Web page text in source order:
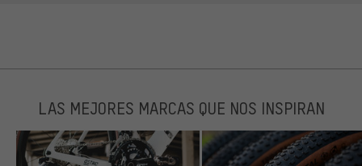
LAS MEJORES MARCAS QUE NOS INSPIRAN